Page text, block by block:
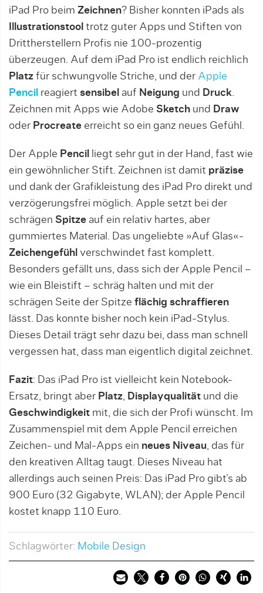
iPad Pro beim Zeichnen? Bisher konnten iPads als
Illustrationstool trotz guter Apps und Stiften von
Drittherstellern Profis nie 100-prozentig
überzeugen. Auf dem iPad Pro ist endlich reichlich
Platz für schwungvolle Striche, und der Apple
Pencil reagiert sensibel auf Neigung und Druck.
Zeichnen mit Apps wie Adobe Sketch und Draw
oder Procreate erreicht so ein ganz neues Gefühl.
Der Apple Pencil
liegt sehr gut in der Hand, fast wie
ein gewöhnlicher Stift. Zeichnen ist damit präzise
und dank der Grafikleistung des iPad Pro direkt und
verzögerungsfrei möglich. Apple setzt bei der
schrägen Spitze auf ein relativ hartes, aber
gummiertes Material. Das ungeliebte »Auf Glas«-
Zeichengefühl verschwindet fast komplett.
Besonders gefällt uns, dass sich der Apple Pencil –
wie ein Bleistift – schräg halten und mit der
schrägen Seite der Spitze flächig schraffieren
lässt. Das konnte bisher noch kein iPad-Stylus.
Dieses Detail trägt sehr dazu bei, dass man schnell
vergessen hat, dass man eigentlich digital zeichnet.
Fazit: Das iPad Pro ist vielleicht kein Notebook-
Ersatz, bringt aber Platz, Displayqualität und die
Geschwindigkeit mit, die sich der Profi wünscht. Im
Zusammenspiel mit dem Apple Pencil erreichen
Zeichen- und Mal-Apps ein neues Niveau, das für
den kreativen Alltag taugt. Dieses Niveau hat
allerdings auch seinen Preis: Das iPad Pro gibt’s ab
900 Euro (32 Gigabyte, WLAN); der Apple Pencil
kostet knapp 110 Euro.
Schlagwörter: Mobile Design